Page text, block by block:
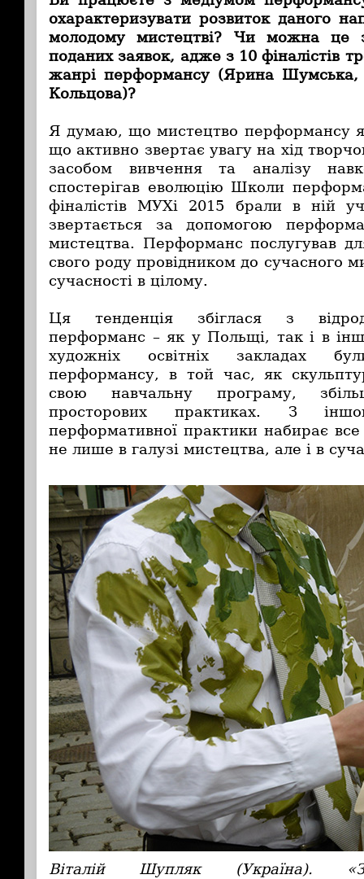
охарактеризувати розвиток даного
молодому мистецтві? Чи можна це
поданих заявок, адже з 10 фіналістів
жанрі перформансу (Ярина Шумська,
Кольцова)?
Я думаю, що мистецтво перформансу
що активно звертає увагу на хід
засобом вивчення та аналізу
спостерігав еволюцію Школи
фіналістів МУХі 2015 брали в ній
звертається за допомогою
мистецтва. Перформанс послугував
свого роду провідником до сучасного
сучасності в цілому.
Ця тенденція збіглася з
перформанс – як у Польщі, так і в
художніх освітніх закладах
перформансу, в той час, як
свою навчальну програму,
просторових практиках. З
перформативної практики набирає все
не лише в галузі мистецтва, але і в
Віталій Шупляк (Україна).